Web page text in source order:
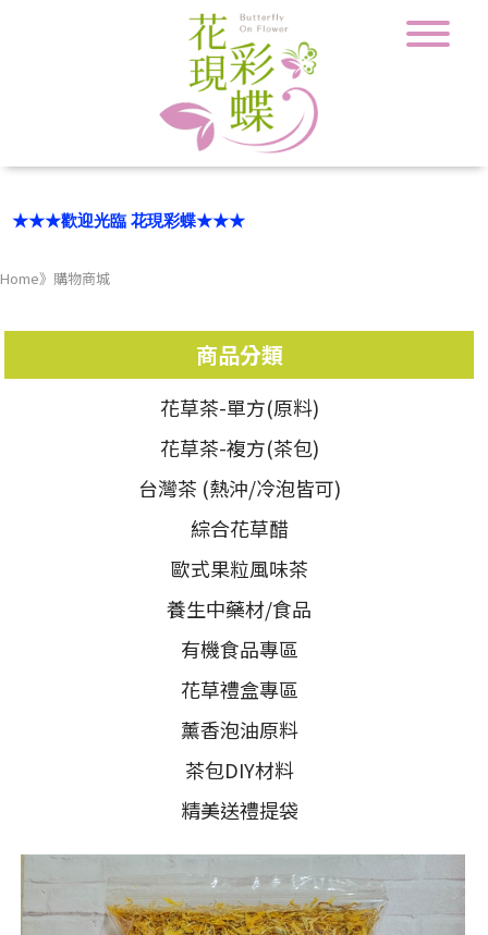
★★★歡迎光臨 花現彩蝶★★★
Home》 購物商城
商品分類
花草茶-單方(原料)
花草茶-複方(茶包)
台灣茶 (熱沖/冷泡皆可)
綜合花草醋
歐式果粒風味茶
養生中藥材/食品
有機食品專區
花草禮盒專區
薰香泡油原料
茶包DIY材料
精美送禮提袋